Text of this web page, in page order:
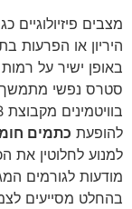
מצבים פיזיולוגיים
היריון או הפרעות
באופן ישיר על
סטרס נפשי מתמשך,
להופעת כתמים
למנוע לחלוטין את
מודעות לגורמים
בהחלט מסייעים